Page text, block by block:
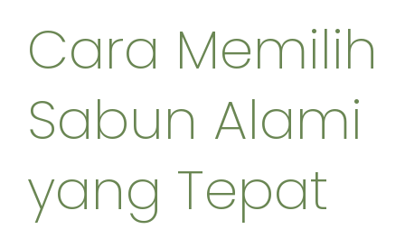
Cara Memilih
Sabun Alami
yang Tepat